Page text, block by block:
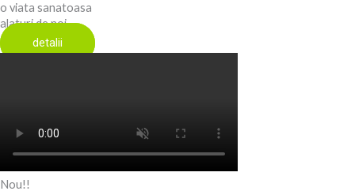
o viata sanatoasa
alaturi de noi
detalii
Nou!!